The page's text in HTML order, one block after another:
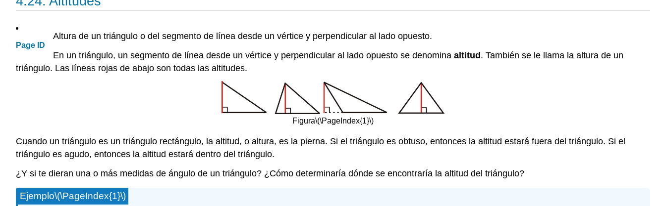
Page ID
Altura de un triángulo o del segmento de línea desde un vértice y perpendicular al lado opuesto.
En un triángulo, un segmento de línea desde un vértice y perpendicular al lado opuesto se denomina altitud. También se le llama la altura de un
triángulo. Las líneas rojas de abajo son todas las altitudes.
Figura\(\PageIndex{1}\)
Cuando un triángulo es un triángulo rectángulo, la altitud, o altura, es la pierna. Si el triángulo es obtuso, entonces la altitud estará fuera del triángulo. Si el
triángulo es agudo, entonces la altitud estará dentro del triángulo.
¿Y si te dieran una o más medidas de ángulo de un triángulo? ¿Cómo determinaría dónde se encontraría la altitud del triángulo?
Ejemplo\(\PageIndex{1}\)